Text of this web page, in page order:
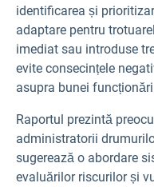
identificarea și
adaptare pentru
imediat sau introduse
evite consecințele
asupra bunei
Raportul prezintă
administratorii
sugerează o abordare
evaluărilor riscurilor și